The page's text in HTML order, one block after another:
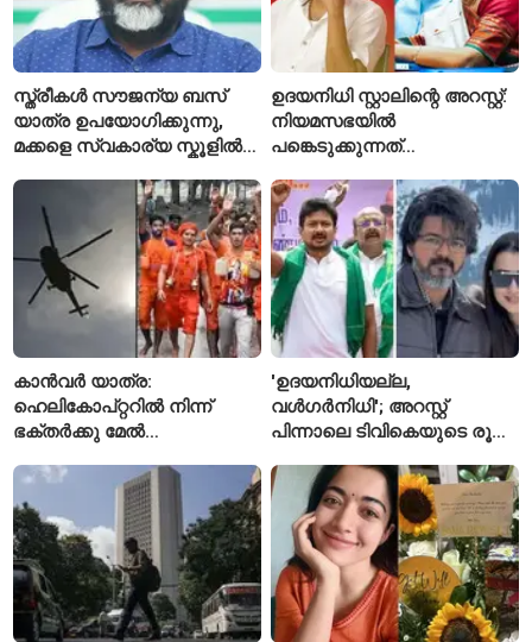
സ്ത്രീകൾ സൗജന്യ ബസ്
യാത്ര ഉപയോഗിക്കുന്നു,
മക്കളെ സ്വകാര്യ സ്കൂളിൽ
ഉദയനിധി സ്റ്റാലിന്റെ അറസ്റ്റ്:
നിയമസഭയിൽ
പങ്കെടുക്കുന്നത്
കനിമൊഴി
കാൻവർ യാത്ര:
ഹെലികോപ്റ്ററിൽ നിന്ന്
ഭക്തർക്കു മേൽ
ഉത്തർപ്രദേശ് സർക്കാർ
'ഉദയനിധിയല്ല,
വൾഗർനിധി'; അറസ്റ്റ്
പിന്നാലെ ടിവികെയുടെ രൂക്ഷ